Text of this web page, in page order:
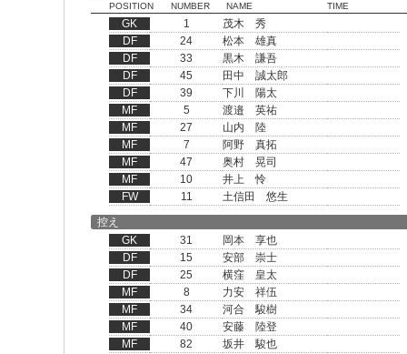
POSITION NUMBER NAME TIME
GK 1
茂木 秀
DF
24
松本 雄真
DF
33
黒木 謙吾
DF
45
田中 誠太郎
DF
39
下川 陽太
MF
5
渡邉 英祐
MF
27
山内 陸
MF
7
阿野 真拓
MF
47
奥村 晃司
MF
10
井上 怜
FW
11
土信田 悠生
控え
GK
31
岡本 享也
DF
15
安部 崇士
DF
25
横窪 皇太
MF
8
力安 祥伍
MF
34
河合 駿樹
MF
40
安藤 陸登
MF
82
坂井 駿也